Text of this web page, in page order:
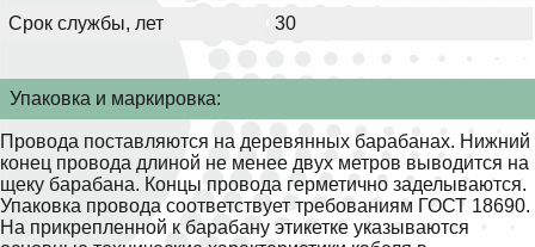
Срок службы, лет 30
Упаковка и маркировка:
Провода поставляются на деревянных барабанах. Нижний
конец провода длиной не менее двух метров выводится на
щеку барабана. Концы провода герметично заделываются.
Упаковка провода соответствует требованиям ГОСТ 18690.
На прикрепленной к барабану этикетке указываются